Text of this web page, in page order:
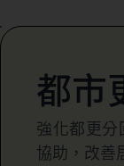
都市
強化都更
協助，改善